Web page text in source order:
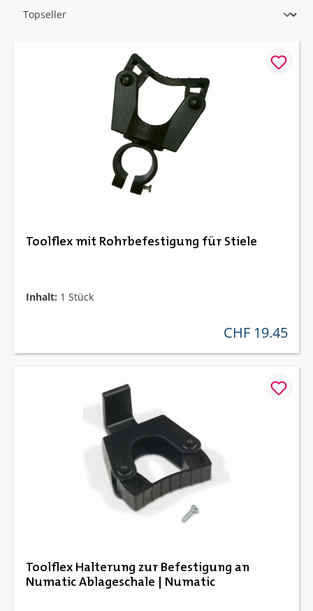
Toolflex mit Rohrbefestigung für Stiele
Inhalt: 1 Stück
regulärer preis:
CHF 19.45
Toolflex Halterung zur Befestigung an
Numatic Ablageschale | Numatic